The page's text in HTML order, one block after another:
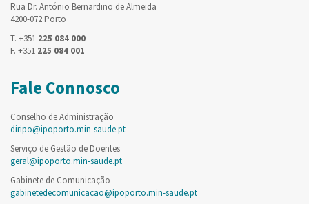
Rua Dr. António Bernardino de Almeida
4200-072 Porto
T. +351 225 084 000
F. +351 225 084 001
Fale Connosco
Conselho de Administração
diripo@ipoporto.min-saude.pt
Serviço de Gestão de Doentes
geral@ipoporto.min-saude.pt
Gabinete de Comunicação
gabinetedecomunicacao@ipoporto.min-saude.pt